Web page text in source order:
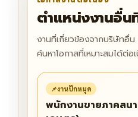
ตำแหน่งงานอื่
งานที่เกี่ยวข้องจากบริษัทอื่
ค้นหาโอกาสที่เหมาะสมได้ต่อ
📌งานปักหมุด
พนักงานขายภาคสน